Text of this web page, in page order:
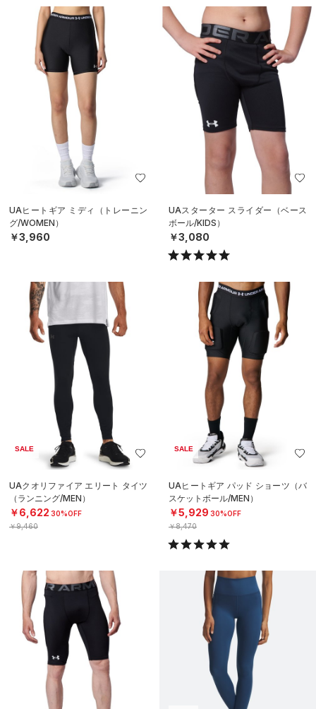
UAヒートギア ミディ（トレーニン
グ/WOMEN）
￥3,960
UAスターター スライダー（ベース
ボール/KIDS）
￥3,080
SALE
UAクオリファイア エリート タイツ
（ランニング/MEN）
￥6,622 30%OFF
￥9,460
SALE
UAヒートギア パッド ショーツ（バ
スケットボール/MEN）
￥5,929 30%OFF
￥8,470